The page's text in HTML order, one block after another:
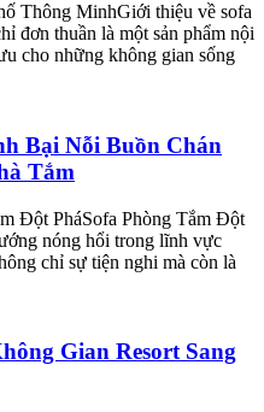
Thông MinhGiới thiệu về sofa
đơn thuần là một sản phẩm nội
cho những không gian sống
Bại Nỗi Buồn Chán
Tắm
Đột PháSofa Phòng Tắm Đột
nóng hổi trong lĩnh vực
chỉ sự tiện nghi mà còn là
Gian Resort Sang